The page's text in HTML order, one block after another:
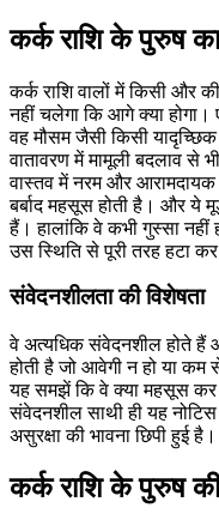
कर्क राशि के पुरुष
कर्क राशि वालों में किसी और
नहीं चलेगा कि आगे क्या
वह मौसम जैसी किसी
वातावरण में मामूली बदलाव से
वास्तव में नरम और
बर्बाद महसूस होती है। और ये
हैं। हालांकि वे कभी गुस्सा
उस स्थिति से पूरी तरह हटा
संवेदनशीलता की विशेषता
वे अत्यधिक संवेदनशील होते हैं
होती है जो आवेगी न हो या
यह समझें कि वे क्या महसूस कर
संवेदनशील साथी ही यह
असुरक्षा की भावना छिपी हुई है।
कर्क राशि के पुरुष